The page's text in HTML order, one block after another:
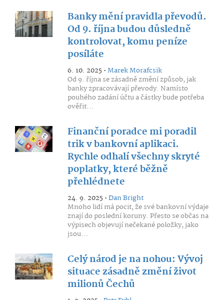
Banky mění pravidla převodů.
Od 9. října budou důsledně
kontrolovat, komu peníze
posíláte
6. 10. 2025 •Marek Morafcsik
Od 9. října se zásadně změní způsob, jak
banky zpracovávají převody. Namísto
pouhého zadání účtu a částky bude potřeba
ověřit...
Finanční poradce mi poradil
trik v bankovní aplikaci.
Rychle odhalí všechny skryté
poplatky, které běžně
přehlédnete
24. 9. 2025 •Dan Bright
Mnoho lidí má pocit, že své bankovní výdaje
znají do poslední koruny. Přesto se občas na
výpisech objevují nečekané položky, jako
jsou...
Celý národ je na nohou: Vývoj
situace zásadně změní život
milionů Čechů